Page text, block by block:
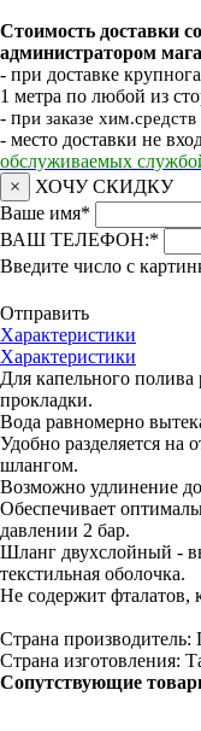
Стоимость доставки
администратором
- при доставке
1 метра по любой из
- при заказе хим.средств
- место доставки не
обслуживаемых
×
ХОЧУ СКИДКУ
Ваше имя*
ВАШ ТЕЛЕФОН:*
Введите число с
Отправить
Характеристики
Характеристики
Для капельного
прокладки.
Вода равномерно
Удобно разделяется на
шлангом.
Возможно удлинение
Обеспечивает
давлении 2 бар.
Шланг двухслойный -
текстильная оболочка.
Не содержит фталатов,
Страна производитель:
Страна изготовления:
Сопутствующие